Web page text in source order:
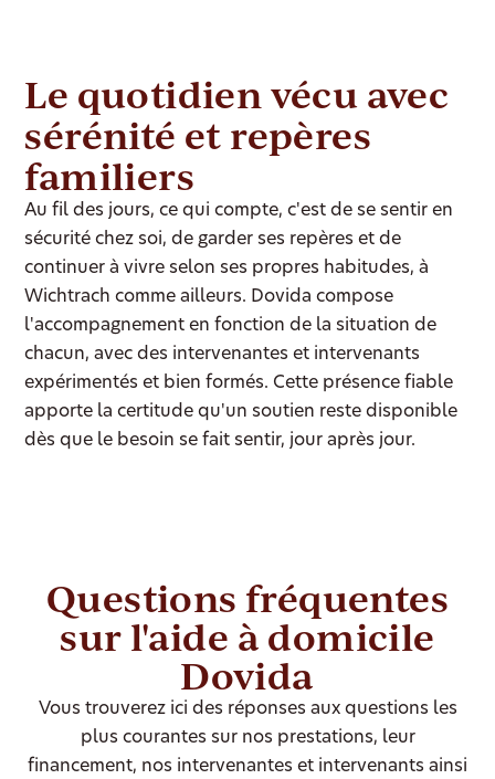
Le quotidien vécu avec
sérénité et repères
familiers
Au fil des jours, ce qui compte, c'est de se sentir en
sécurité chez soi, de garder ses repères et de
continuer à vivre selon ses propres habitudes, à
Wichtrach comme ailleurs. Dovida compose
l'accompagnement en fonction de la situation de
chacun, avec des intervenantes et intervenants
expérimentés et bien formés. Cette présence fiable
apporte la certitude qu'un soutien reste disponible
dès que le besoin se fait sentir, jour après jour.
Questions fréquentes
sur l'aide à domicile
Dovida
Vous trouverez ici des réponses aux questions les
plus courantes sur nos prestations, leur
financement, nos intervenantes et intervenants ainsi